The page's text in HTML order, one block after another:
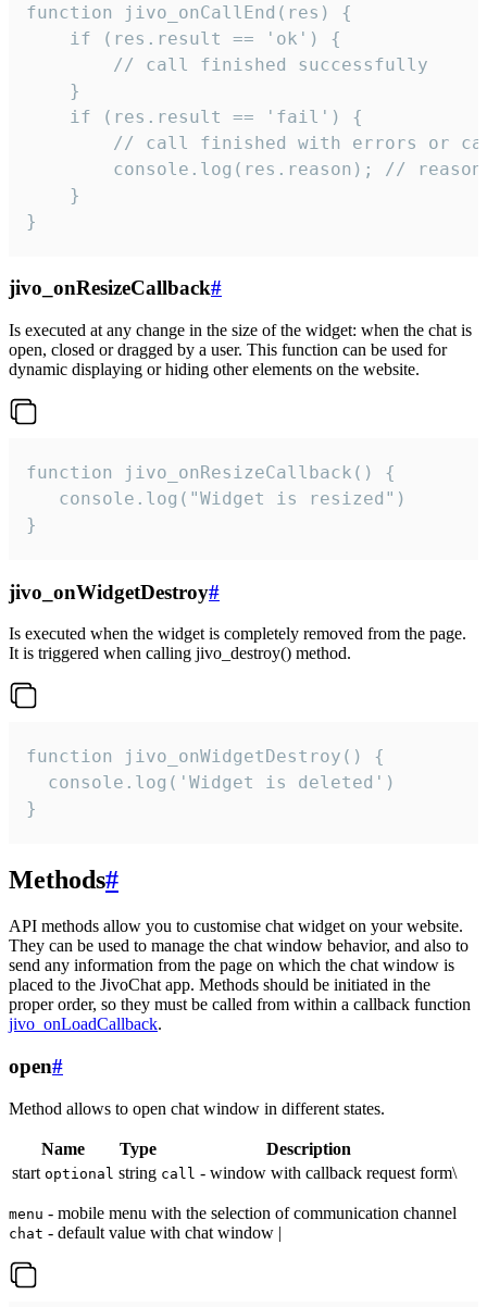
function jivo_onCallEnd(res) {
    if (res.result == 'ok') {
        // call finished successfully
    }
    if (res.result == 'fail') {
// call finished with errors or
console.log(res.reason); //
    }
}
jivo_onResizeCallback#
Is executed at any change in the size of the widget: when the chat is
open, closed or dragged by a user. This function can be used for
dynamic displaying or hiding other elements on the website.
function jivo_onResizeCallback() {
   console.log("Widget is resized")
}
jivo_onWidgetDestroy#
Is executed when the widget is completely removed from the page.
It is triggered when calling jivo_destroy() method.
function jivo_onWidgetDestroy() {
  console.log('Widget is deleted')
}
Methods#
API methods allow you to customise chat widget on your website.
They can be used to manage the chat window behavior, and also to
send any information from the page on which the chat window is
placed to the JivoChat app. Methods should be initiated in the
proper order, so they must be called from within a callback function
jivo_onLoadCallback.
open#
Method allows to open chat window in different states.
Name Type
Description
start optional string call - window with callback request form\
menu - mobile menu with the selection of communication channel
chat - default value with chat window |